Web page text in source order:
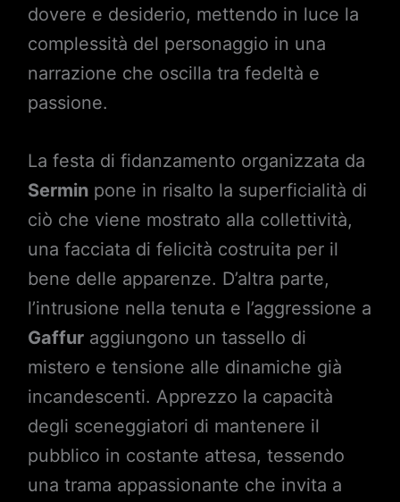
dovere e desiderio, mettendo in luce la
complessità del personaggio in una
narrazione che oscilla tra fedeltà e
passione.
La festa di fidanzamento organizzata da
Serminpone in risalto la superficialità di
ciò che viene mostrato alla collettività,
una facciata di felicità costruita per il
bene delle apparenze. D’altra parte,
l’intrusione nella tenuta e l’aggressione a
Gaffuraggiungono un tassello di
mistero e tensione alle dinamiche già
incandescenti. Apprezzo la capacità
degli sceneggiatori di mantenere il
pubblico in costante attesa, tessendo
una trama appassionante che invita a